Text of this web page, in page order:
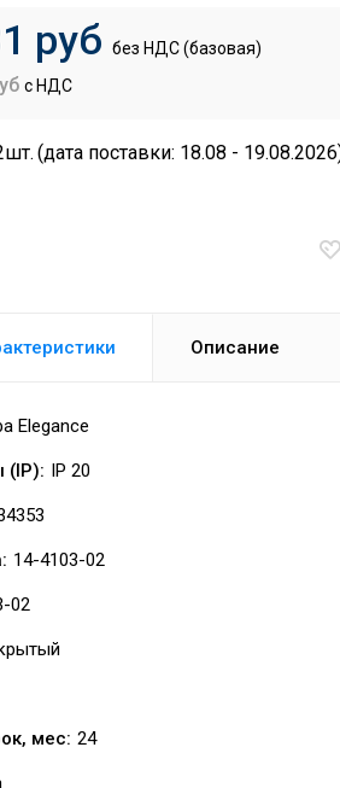
руб без НДС (базовая)
с НДС
(дата поставки: 18.08 -
Описание
Elegance
(IP): IP 20
14-4103-02
02
мес: 24